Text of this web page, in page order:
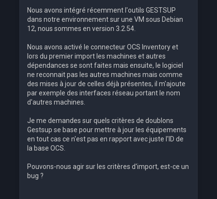
Nous avons intégré récemment l'outils GESTSUP
dans notre environnement sur une VM sous Debian
12, nous sommes en version 3.2.54.
Nous avons activé le connecteur OCS Inventory et
lors du premier import les machines et autres
dépendances se sont faites mais ensuite, le logiciel
ne reconnait pas les autres machines mais comme
des mises à jour de celles déjà présentes, il m'ajoute
par exemple des interfaces réseau portant le nom
d'autres machines.
Je me demandes sur quels critères de doublons
Gestsup se base pour mettre à jour les équipements
en tout cas ce n'est pas en rapport avec juste l'ID de
la base OCS.
Pouvons-nous agir sur les critères d'import, est-ce un
bug ?